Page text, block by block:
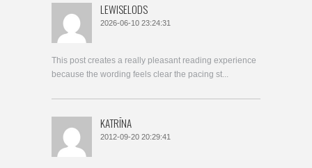
LEWISELODS
2026-06-10 23:24:31
This post creates a really pleasant reading experience
because the wording feels clear the pacing st...
KATRĪNA
2012-09-20 20:29:41